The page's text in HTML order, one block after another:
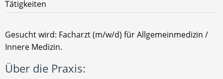
Tätigkeiten
Gesucht wird: Facharzt (m/w/d) für Allgemeinmedizin /
Innere Medizin.
Über die Praxis: